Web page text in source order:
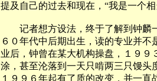
提及自己的过去和现在，“我是一个
记者想方设法，终于了解到钟麟一
６０年代中后期出生，读的专业并
业后，钟曾在某大机构操盘，１９
涂，甚至沦落到一天只啃两三只馒头
１９９６年起有了质的改变，并一直